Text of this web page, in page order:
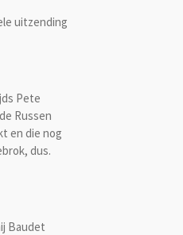
uitzending
Pete
Russen
en die nog
dus.
Baudet